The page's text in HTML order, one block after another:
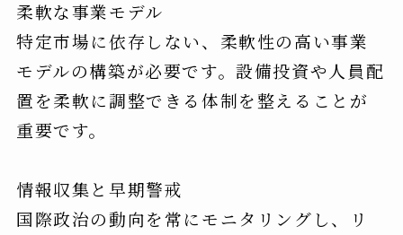
柔軟な事業モデル
特定市場に依存しない、柔軟性の高い事業
モデルの構築が必要です。設備投資や人員配
置を柔軟に調整できる体制を整えることが
重要です。
情報収集と早期警戒
国際政治の動向を常にモニタリングし、リ